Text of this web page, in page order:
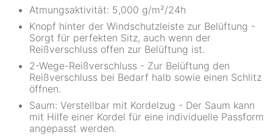
Atmungsaktivität: 5,000 g/m²/24h
Knopf hinter der Windschutzleiste zur Belüftung -
Sorgt für perfekten Sitz, auch wenn der
Reißverschluss offen zur Belüftung ist.
2-Wege-Reißverschluss - Zur Belüftung den
Reißverschluss bei Bedarf halb sowie einen Schlitz
öffnen.
Saum: Verstellbar mit Kordelzug - Der Saum kann
mit Hilfe einer Kordel für eine individuelle Passform
angepasst werden.